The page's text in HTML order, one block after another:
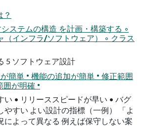
ステムの構造 を計画・構築する ◦
（インフラ/ソフトウェア） ◦ クラス
5 ソフトウェア設計
簡単 • 機能の追加が簡単 • 修正範囲
囲が明確 •
い • リリーススピードが早い • バグ
やすい よい設計の指標（一例） 「よ
によって異なる 例えば保守しない案